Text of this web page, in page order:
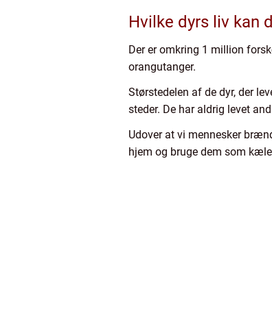
Hvilke dyrs liv kan
Der er omkring 1 million
orangutanger.
Størstedelen af de dyr, der
steder. De har aldrig levet
Udover at vi mennesker
hjem og bruge dem som